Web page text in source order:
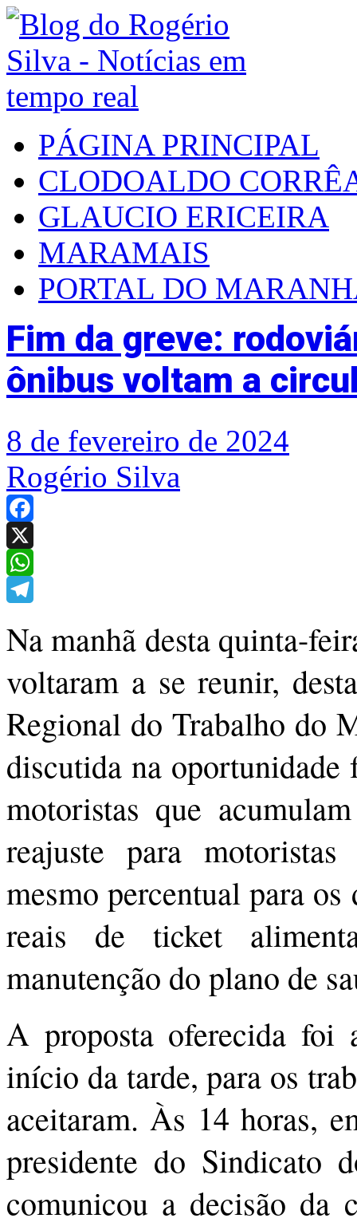
PÁGINA PRINCIPAL
CLODOALDO
GLAUCIO ERICEIRA
MARAMAIS
PORTAL DO
Fim da greve:
ônibus voltam a
8 de fevereiro de 2024
Rogério Silva
Facebook
X
WhatsApp
Na manhã desta quinta-
voltaram a se reunir,
Regional do Trabalho do
discutida na
motoristas que
reajuste para
mesmo percentual para
reais de ticket
manutenção do plano de
A proposta oferecida foi
início da tarde, para os
aceitaram. Às 14 horas,
presidente do Sindicato
comunicou a decisão da